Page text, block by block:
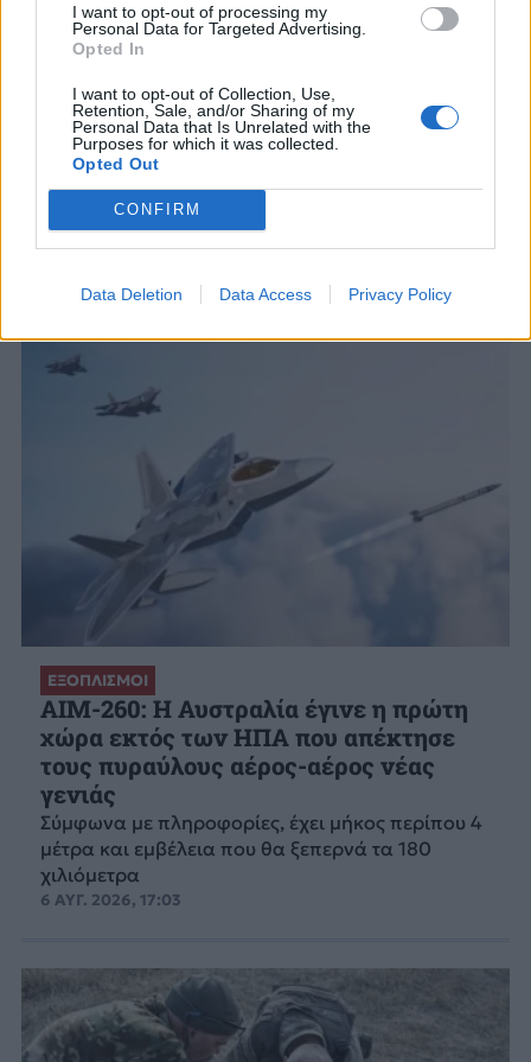
I want to opt-out of processing my
Personal Data for Targeted Advertising.
Opted In
I want to opt-out of Collection, Use,
Retention, Sale, and/or Sharing of my
Personal Data that Is Unrelated with the
Purposes for which it was collected.
Opted Out
CONFIRM
Data Deletion Data Access Privacy Policy
ΚΟΣΜΟΣ
Ρωσία: Αντιδρά στην απέλαση
δημοσιογράφου από τη Γαλλία –
«Πράκτορα επιρροής» την θεωρεί το
Παρίσι
Η έφεση της δημοσιογράφου κατά της
απόφασης απέλασης απορρίφθηκε από τη
γαλλική Δικαιοσύνη
6 ΑΥΓ. 2026, 18:07
ΕΞΟΠΛΙΣΜΟΙ
AIM-260: Η Αυστραλία έγινε η πρώτη
χώρα εκτός των ΗΠΑ που απέκτησε
τους πυραύλους αέρος-αέρος νέας
γενιάς
Σύμφωνα με πληροφορίες, έχει μήκος περίπου 4
μέτρα και εμβέλεια που θα ξεπερνά τα 180
χιλιόμετρα
6 ΑΥΓ. 2026, 17:03